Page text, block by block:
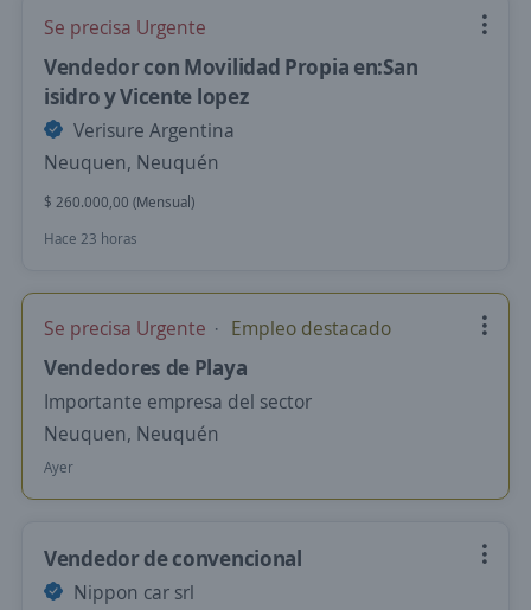
Se precisa Urgente
Vendedor con Movilidad Propia en:San
isidro y Vicente lopez
Verisure Argentina
Neuquen, Neuquén
$ 260.000,00 (Mensual)
Hace 23 horas
Se precisa Urgente Empleo destacado
Vendedores de Playa
Importante empresa del sector
Neuquen, Neuquén
Ayer
Vendedor de convencional
Nippon car srl